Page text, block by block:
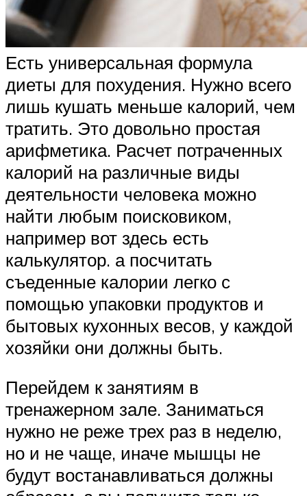
Есть универсальная формула
диеты для похудения. Нужно всего
лишь кушать меньше калорий, чем
тратить. Это довольно простая
арифметика. Расчет потраченных
калорий на различные виды
деятельности человека можно
найти любым поисковиком,
например вот здесь есть
калькулятор. а посчитать
съеденные калории легко с
помощью упаковки продуктов и
бытовых кухонных весов, у каждой
хозяйки они должны быть.
Перейдем к занятиям в
тренажерном зале. Заниматься
нужно не реже трех раз в неделю,
но и не чаще, иначе мышцы не
будут востанавливаться должны